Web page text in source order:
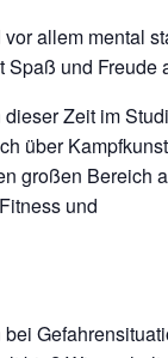
allem mental
und Freude
Zeit im
über
großen Bereich
und